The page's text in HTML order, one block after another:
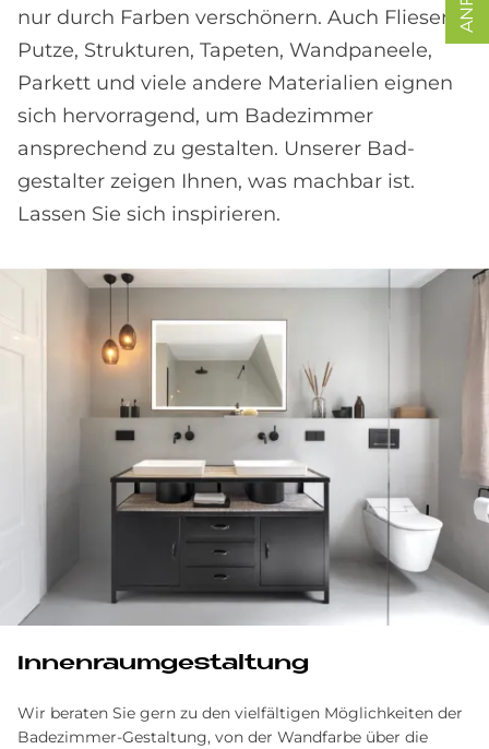
nur durch Farben ver­schönern. Auch Fliesen,
Putze, Strukturen, Tapeten, Wand­paneele,
Parkett und viele andere Materialien eignen
sich hervorragend, um Bade­zimmer
ansprechend zu gestalten. Unserer Bad­
gestalter zeigen Ihnen, was machbar ist.
Lassen Sie sich inspirieren.
In­nen­raum­ge­stal­tung
Wir beraten Sie gern zu den vielfältigen Möglichkeiten der
Badezimmer-Gestaltung, von der Wandfarbe über die